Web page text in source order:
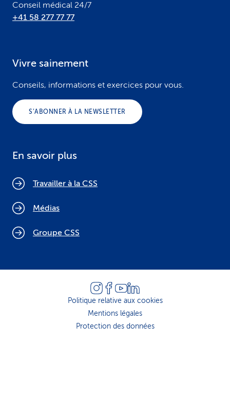
Conseil médical 24/7
+41 58 277 77 77
Vivre sainement
Conseils, informations et exercices pour vous.
S’ABONNER À LA NEWSLETTER
En savoir plus
Travailler à la CSS
Médias
Groupe CSS
Politique relative aux cookies
Mentions légales
Protection des données